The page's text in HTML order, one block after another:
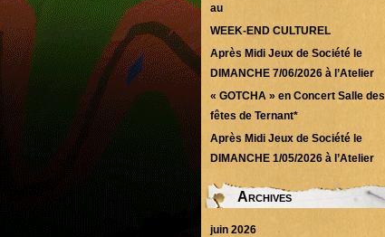
au
WEEK-END CULTUREL
Après Midi Jeux de Société le
DIMANCHE 7/06/2026 à l’Atelier
« GOTCHA » en Concert Salle des
fêtes de Ternant*
Après Midi Jeux de Société le
DIMANCHE 1/05/2026 à l’Atelier
Archives
juin 2026